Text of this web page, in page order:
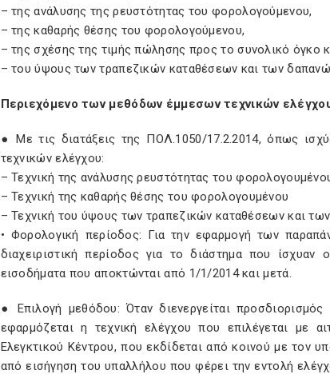
– της ανάλυσης της ρευστότητας του φορολογούμενου,
– της καθαρής θέσης του φορολογούμενου,
– της σχέσης της τιμής πώλησης προς το συνολικό όγκο
– του ύψους των τραπεζικών καταθέσεων και των
Περιεχόμενο των μεθόδων έμμεσων τεχνικών
● Με τις διατάξεις της ΠΟΛ.1050/17.2.2014, όπως
τεχνικών ελέγχου:
– Τεχνική της ανάλυσης ρευστότητας του
– Τεχνική της καθαρής θέσης του φορολογουμένου
– Τεχνική του ύψους των τραπεζικών καταθέσεων και
• Φορολογική περίοδος: Για την εφαρμογή των
διαχειριστική περίοδος για το διάστημα που
εισοδήματα που αποκτώνται από 1/1/2014 και μετά.
● Επιλογή μεθόδου: Όταν διενεργείται
εφαρμόζεται η τεχνική ελέγχου που επιλέγεται με
Ελεγκτικού Κέντρου, που εκδίδεται από κοινού με τον
από εισήγηση του υπαλλήλου που φέρει την εντολή